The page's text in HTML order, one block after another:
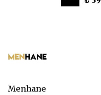
Menhane